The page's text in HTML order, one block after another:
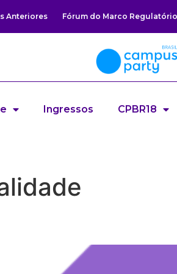
Anteriores Fórum do Marco
Ingressos CPBR18